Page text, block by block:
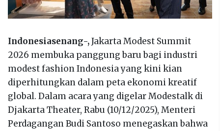
Indonesiasenang-,Jakarta Modest Summit
2026 membuka panggung baru bagi industri
modest fashion Indonesia yang kini kian
diperhitungkan dalam peta ekonomi kreatif
global. Dalam acara yang digelar Modestalk di
Djakarta Theater, Rabu (10/12/2025), Menteri
Perdagangan Budi Santoso menegaskan bahwa